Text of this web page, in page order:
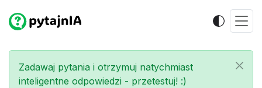
Zadawaj pytania i otrzymuj natychmiast
inteligentne odpowiedzi - przetestuj! :)